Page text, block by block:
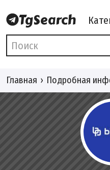
Главная Подробная